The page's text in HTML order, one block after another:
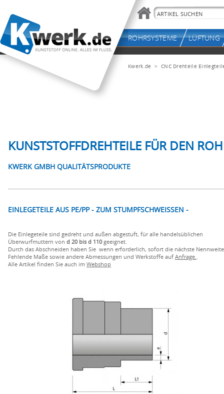
Kwerk.de > CNC Drehteile
KUNSTSTOFFDREHTEILE FÜR DEN
KWERK GMBH QUALITÄTSPRODUKTE
EINLEGETEILE AUS PE/PP - ZUM STUMPFSCHWEISSEN -
Die Einlegeteile sind gedreht und außen abgestuft, für alle handelsüblichen
Überwurfmuttern von d 20 bis d 110 geeignet.
Durch das Abschneiden haben Sie wenn erforderlich, sofort die nächste
Fehlende Maße sowie andere Abmessungen und Werkstoffe auf Anfrage..
Alle Artikel finden Sie auch im Webshop